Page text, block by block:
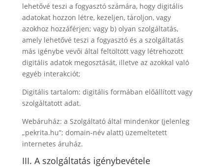
lehetővé teszi a fogyasztó számára, hogy digitális
adatokat hozzon létre, kezeljen, tároljon, vagy
azokhoz hozzáférjen; vagy b) olyan szolgáltatás,
amely lehetővé teszi a fogyasztó és a szolgáltatás
más igénybe vevői által feltöltött vagy létrehozott
digitális adatok megosztását, illetve az azokkal való
egyéb interakciót;
Digitális tartalom: digitális formában előállított vagy
szolgáltatott adat.
Webáruház: a Szolgáltató által mindenkor (jelenleg
„pekrita.hu”; domain-név alatt) üzemeltetett
internetes áruház.
III. A szolgáltatás igénybevétele